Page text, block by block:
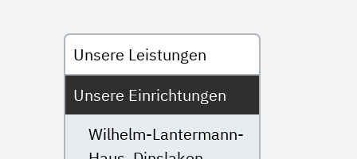
Untermenü
Unsere Leistungen
Unsere Einrichtungen
Wilhelm-Lantermann-